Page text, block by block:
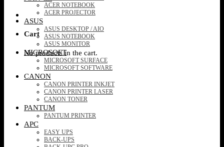
Cart
No products in the cart.
ACER NOTEBOOK
ACER PROJECTOR
ASUS
ASUS DESKTOP / AIO
ASUS NOTEBOOK
ASUS MONITOR
MICROSOFT
MICROSOFT SURFACE
MICROSOFT SOFTWARE
CANON
CANON PRINTER INKJET
CANON PRINTER LASER
CANON TONER
PANTUM
PANTUM PRINTER
APC
EASY UPS
BACK-UPS